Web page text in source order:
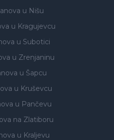
u Nišu
u Kragujevcu
u Subotici
u Zrenjaninu
u Šapcu
u Kruševcu
u Pančevu
na Zlatiboru
u Kraljevu